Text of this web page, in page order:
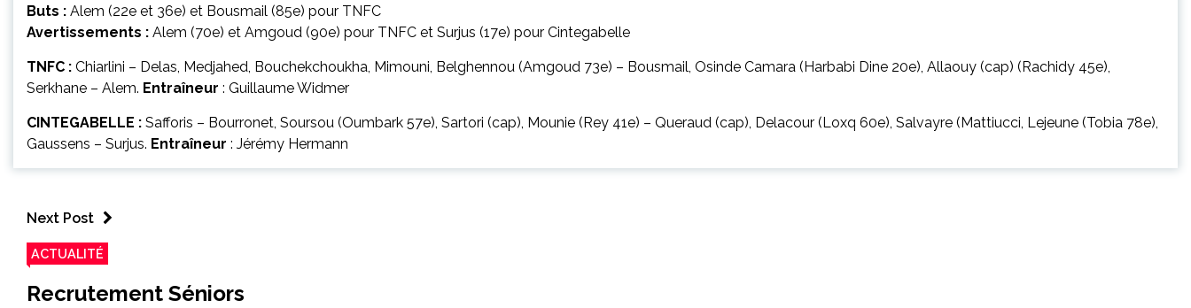
Buts : Alem (22e et 36e) et Bousmail (85e) pour TNFC
Avertissements : Alem (70e) et Amgoud (90e) pour TNFC et Surjus (17e) pour Cintegabelle
TNFC : Chiarlini – Delas, Medjahed, Bouchekchoukha, Mimouni, Belghennou (Amgoud 73e) – Bousmail, Osinde Camara (Harbabi Dine 20e), Allaouy (cap) (Rachidy 45e),
Serkhane – Alem. Entraîneur : Guillaume Widmer
CINTEGABELLE : Safforis – Bourronet, Soursou (Oumbark 57e), Sartori (cap), Mounie (Rey 41e) – Queraud (cap), Delacour (Loxq 60e), Salvayre (Mattiucci, Lejeune (Tobia 78e),
Gaussens – Surjus. Entraîneur : Jérémy Hermann
Next Post
ACTUALITÉ
Recrutement Séniors